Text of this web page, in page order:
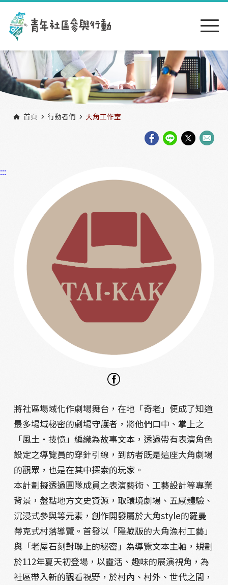
跳到主要內容區塊
首頁 行動者們 大角工作室
:::
將社區場域化作劇場舞台，在地「奇老」便成了知道
最多場域秘密的劇場守護者，將他們口中、掌上之
「風土・技憶」編織為故事文本，透過帶有表演角色
設定之導覽員的穿針引線，到訪者既是這座大角劇場
的觀眾，也是在其中探索的玩家。
本計劃擬透過團隊成員之表演藝術、工藝設計等專業
背景，盤點地方文史資源，取環境劇場、五感體驗、
沉浸式參與等元素，創作開發屬於大角style的羅曼
蒂克式村落導覽。首發以「隱藏版的大角漁村工藝」
與「老屋石刻對聯上的秘密」為導覽文本主軸，規劃
於112年夏天初登場，以靈活、趣味的展演視角，為
社區帶入新的觀看視野，於村內、村外、世代之間，